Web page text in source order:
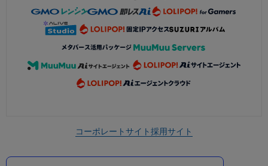
コーポレートサイト採用サイト